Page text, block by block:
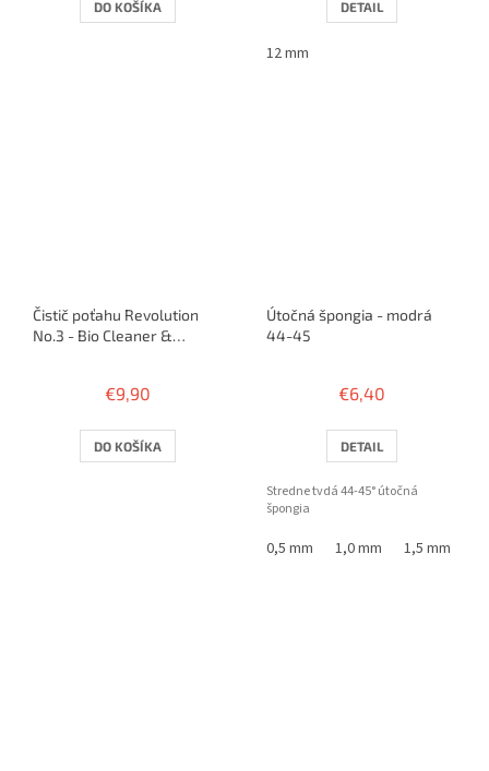
DO KOŠÍKA DETAIL
12 mm
Čistič poťahu Revolution
No.3 - Bio Cleaner &
€9,90
DO KOŠÍKA
Útočná špongia - modrá
44-45
€6,40
DETAIL
Stredne tvdá 44-45° útočná
špongia
0,5 mm 1,0 mm 1,5 mm